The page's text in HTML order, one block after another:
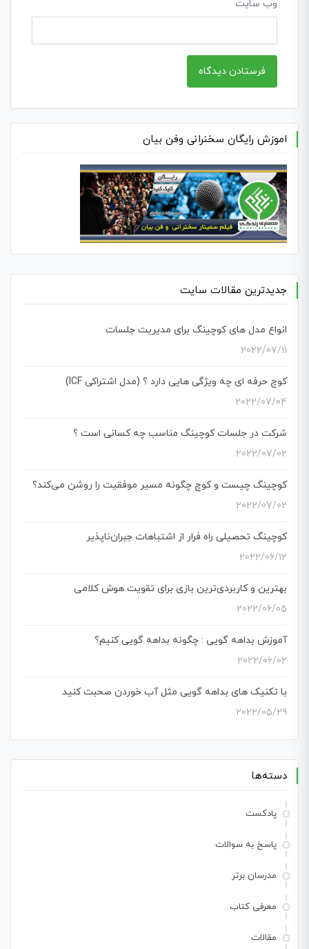
وب‌ سایت
اموزش رایگان سخنرانی وفن بیان
جدیدترین مقالات سایت
انواع مدل های کوچینگ برای مدیریت جلسات
2022/07/11
کوچ حرفه ای چه ویژگی هایی دارد ؟ (مدل اشتراکی ICF)
2022/07/04
شرکت در جلسات کوچینگ مناسب چه کسانی است ؟
2022/07/02
کوچینگ چیست و کوچ چگونه مسیر موفقیت را روشن می‌کند؟
2022/07/02
کوچینگ تحصیلی راه فرار از اشتباهات جبران‌ناپذیر
2022/06/12
بهترین و کاربردی‌ترین بازی برای تقویت هوش کلامی
2022/06/05
آموزش بداهه گویی : چگونه بداهه گویی کنیم؟
2022/06/02
با تکنیک های بداهه گویی مثل آب خوردن صحبت کنید
2022/05/29
دسته‌ها
پادکست
پاسخ به سوالات
مدرسان برتر
معرفی کتاب
مقالات